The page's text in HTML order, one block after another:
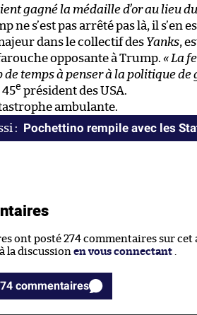
gagné la médaille d’or au lieu
ne s’est pas arrêté pas là, il s’en
dans le collectif des Yanks,
opposante à Trump. « La
de temps à penser à la politique
45e président des USA.
ambulante.
Pochettino rempile avec les
ont posté 274 commentaires sur cet
la discussion en vous connectant
Voir les 274 commentaires